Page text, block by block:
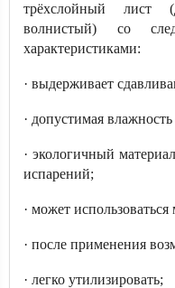
трёхслойный лист
волнистый) со
характеристиками:
· выдерживает
· допустимая
· экологичный
испарений;
· может
· после применения
· легко утилизировать;